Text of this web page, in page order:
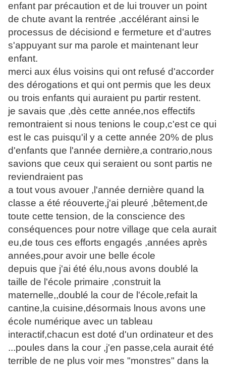
enfant par précaution et de lui trouver un point
de chute avant la rentrée ,accélérant ainsi le
processus de décisiond e fermeture et d'autres
s'appuyant sur ma parole et maintenant leur
enfant.
merci aux élus voisins qui ont refusé d'accorder
des dérogations et qui ont permis que les deux
ou trois enfants qui auraient pu partir restent.
je savais que ,dès cette année,nos effectifs
remontraient si nous tenions le coup,c'est ce qui
est le cas puisqu'il y a cette année 20% de plus
d'enfants que l'année dernière,a contrario,nous
savions que ceux qui seraient ou sont partis ne
reviendraient pas
a tout vous avouer ,l'année dernière quand la
classe a été réouverte,j'ai pleuré ,bêtement,de
toute cette tension, de la conscience des
conséquences pour notre village que cela aurait
eu,de tous ces efforts engagés ,années après
années,pour avoir une belle école
depuis que j'ai été élu,nous avons doublé la
taille de l'école primaire ,construit la
maternelle,,doublé la cour de l'école,refait la
cantine,la cuisine,désormais lnous avons une
école numérique avec un tableau
interactif,chacun est doté d'un ordinateur et des
...poules dans la cour ,j'en passe,cela aurait été
terrible de ne plus voir mes "monstres" dans la